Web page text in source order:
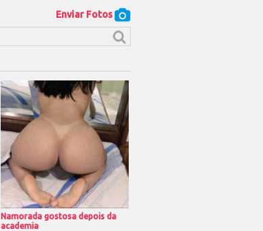
Enviar Fotos
Namorada gostosa depois da
academia